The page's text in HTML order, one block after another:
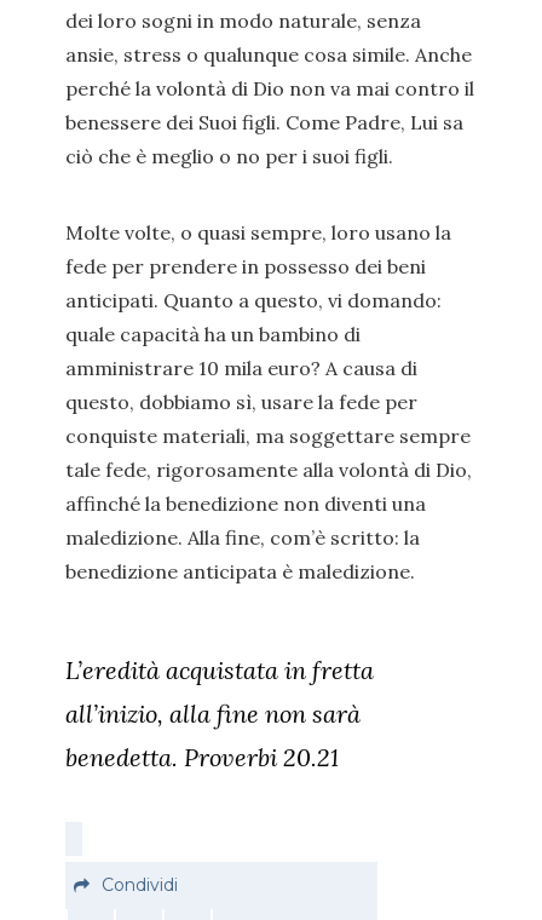
dei loro sogni in modo naturale, senza
ansie, stress o qualunque cosa simile. Anche
perché la volontà di Dio non va mai contro il
benessere dei Suoi figli. Come Padre, Lui sa
ciò che è meglio o no per i suoi figli.
Molte volte, o quasi sempre, loro usano la
fede per prendere in possesso dei beni
anticipati. Quanto a questo, vi domando:
quale capacità ha un bambino di
amministrare 10 mila euro? A causa di
questo, dobbiamo sì, usare la fede per
conquiste materiali, ma soggettare sempre
tale fede, rigorosamente alla volontà di Dio,
affinché la benedizione non diventi una
maledizione. Alla fine, com’è scritto: la
benedizione anticipata è maledizione.
L’eredità acquistata in fretta
all’inizio, alla fine non sarà
benedetta. Proverbi 20.21
Condividi